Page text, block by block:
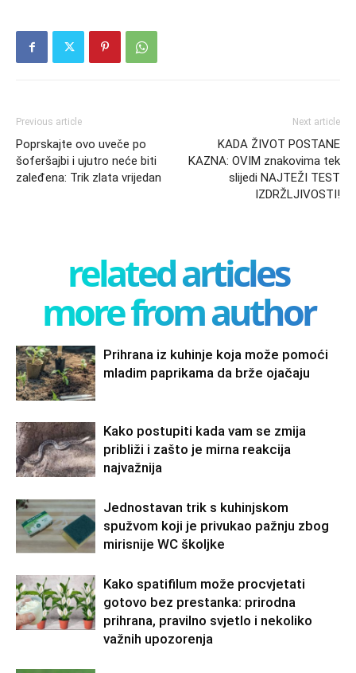
Previous article
Poprskajte ovo uveče po
šoferšajbi i ujutro neće biti
zaleđena: Trik zlata vrijedan
Next article
KADA ŽIVOT POSTANE
KAZNA: OVIM znakovima tek
slijedi NAJTEŽI TEST
IZDRŽLJIVOSTI!
related articles
more from author
Prihrana iz kuhinje koja može pomoći
mladim paprikama da brže ojačaju
Kako postupiti kada vam se zmija
približi i zašto je mirna reakcija
najvažnija
Jednostavan trik s kuhinjskom
spužvom koji je privukao pažnju zbog
mirisnije WC školjke
Kako spatifilum može procvjetati
gotovo bez prestanka: prirodna
prihrana, pravilno svjetlo i nekoliko
važnih upozorenja